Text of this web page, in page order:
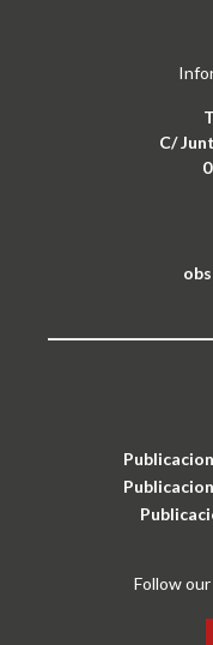
C/
Follow